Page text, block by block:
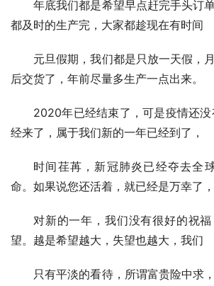
年底我们都是希望早点赶完手头订
都及时的生产完，大家都趁现在有时间
元旦假期，我们都是只放一天假，
后交货了，年前尽量多生产一点出来。
2020年已经结束了，可是疫情还
经来了，属于我们新的一年已经到了，
时间荏苒，新冠肺炎已经夺去全
命。如果说您还活着，就已经是万幸了，
对新的一年，我们没有很好的祝
望。越是希望越大，失望也越大，我们
只有平淡的看待，所谓富贵险中求